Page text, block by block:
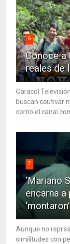
6
Conoce a
reales de
Caracol
buscan cautivar
como el canal
7
‘Mariano
encarna
Aunque no
similitudes con